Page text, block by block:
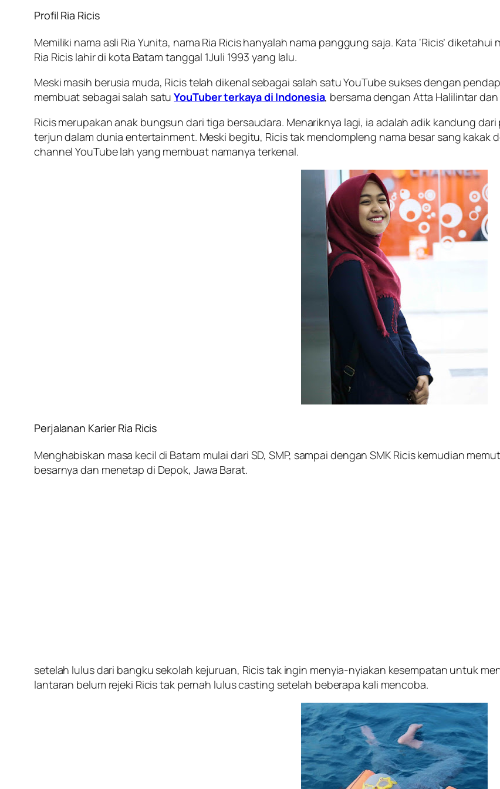
Profil Ria Ricis
Memiliki nama asli Ria Yunita, nama Ria Ricis hanyalah nama panggung saja. Kata ‘Ricis’
Ria Ricis lahir di kota Batam tanggal 1Juli 1993 yang lalu.
Meski masih berusia muda, Ricis telah dikenal sebagai salah satu YouTube sukses dengan
membuat sebagai salah satuYouTuber terkaya di Indonesia, bersama dengan Atta Halilintar
Ricis merupakan anak bungsun dari tiga bersaudara. Menariknya lagi, ia adalah adik kandung
terjun dalam dunia entertainment. Meski begitu, Ricis tak mendompleng nama besar sang kakak
channel YouTube lah yang membuat namanya terkenal.
Perjalanan Karier Ria Ricis
Menghabiskan masa kecil di Batam mulai dari SD, SMP, sampai dengan SMK Ricis kemudian
besarnya dan menetap di Depok, Jawa Barat.
setelah lulus dari bangku sekolah kejuruan, Ricis tak ingin menyia-nyiakan kesempatan untuk
lantaran belum rejeki Ricis tak pernah lulus casting setelah beberapa kali mencoba.